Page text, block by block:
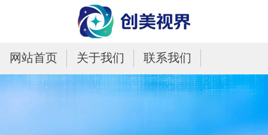
网站首页 关于我们 联系我们